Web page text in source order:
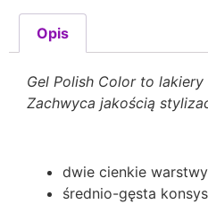
Opis
Gel Polish Color to
Zachwyca jakością
dwie cienkie
średnio-gęsta